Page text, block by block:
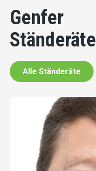
Genfer
Ständeräte
Alle Ständeräte